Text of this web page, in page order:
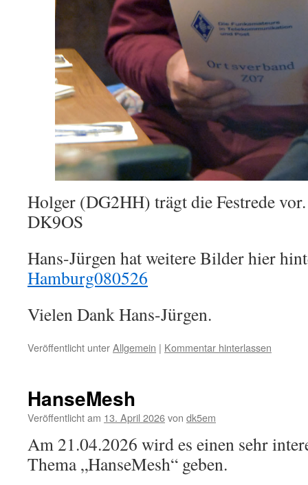
Holger (DG2HH) trägt die Festrede
DK9OS
Hans-Jürgen hat weitere Bilder hier
Hamburg080526
Vielen Dank Hans-Jürgen.
Veröffentlicht unterAllgemein | Kommentar hinterlassen
HanseMesh
Veröffentlicht am 13. April 2026von dk5em
Am 21.04.2026 wird es einen sehr
Thema „HanseMesh“ geben.